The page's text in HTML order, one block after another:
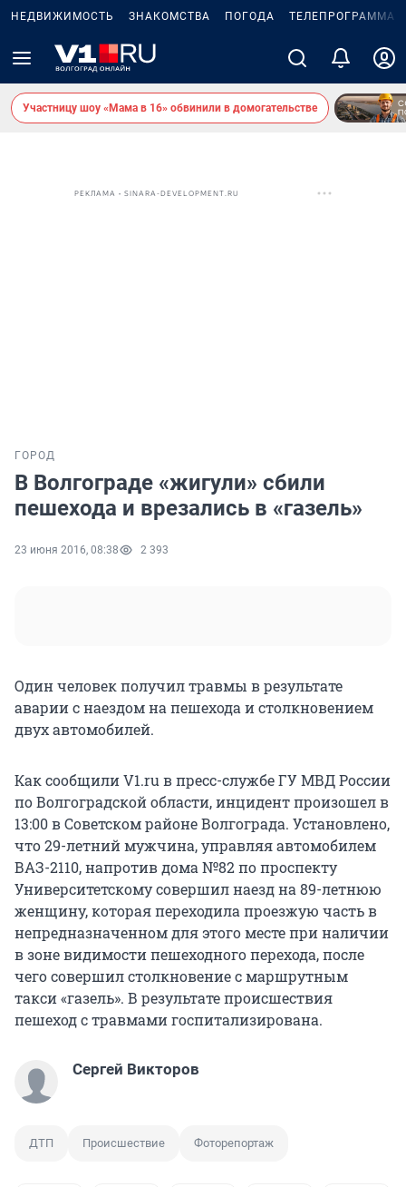
НЕДВИЖИМОСТЬ ЗНАКОМСТВА ПОГОДА ТЕЛЕПРОГРАММА
Участницу шоу «Мама в 16» обвинили в домогательстве
РЕКЛАМА • SINARA-DEVELOPMENT.RU
ГОРОД
В Волгограде «жигули» сбили
пешехода и врезались в «газель»
23 июня 2016, 08:38 2 393
Один человек получил травмы в результате
аварии с наездом на пешехода и столкновением
двух автомобилей.
Как сообщили V1.ru в пресс-службе ГУ МВД России
по Волгоградской области, инцидент произошел в
13:00 в Советском районе Волгограда. Установлено,
что 29-летний мужчина, управляя автомобилем
ВАЗ-2110, напротив дома №82 по проспекту
Университетскому совершил наезд на 89-летнюю
женщину, которая переходила проезжую часть в
непредназначенном для этого месте при наличии
в зоне видимости пешеходного перехода, после
чего совершил столкновение с маршрутным
такси «газель». В результате происшествия
пешеход с травмами госпитализирована.
Сергей Викторов
ДТП Происшествие Фоторепортаж